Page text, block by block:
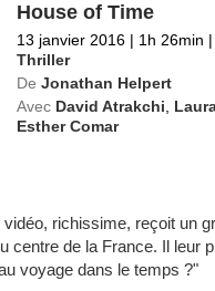
House of Time
13 janvier 2016 | 1h 26min |
Thriller
De Jonathan Helpert
Avec David Atrakchi
Esther Comar
richissime, reçoit un
centre de la France. Il leur
voyage dans le temps ?"